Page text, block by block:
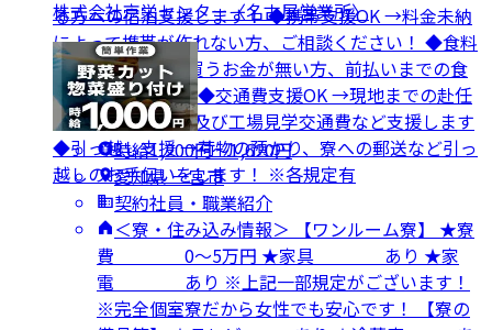
る方への宿泊支援します！ ◆携帯支援OK →料金未納
によって携帯が作れない方、ご相談ください！ ◆食料
支援OK →食事を買うお金が無い方、前払いまでの食
事の補助します！ ◆交通費支援OK →現地までの赴任
交通費や面接来場及び工場見学交通費など支援します
◆引っ越し支援 →荷物の預かり、寮への郵送など引っ
越しのお手伝いをします！ ※各規定有
株式会社京栄センター〈名古屋営業所〉
時給1,200円〜1,620円
愛知県 一宮市
契約社員・職業紹介
＜寮・住み込み情報＞ 【ワンルーム寮】 ★寮
費 0～5万円 ★家具 あり ★家
電 あり ※上記一部規定がございます！
※完全個室寮だから女性でも安心です！ 【寮の